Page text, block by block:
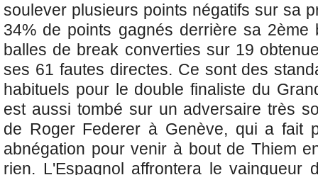
soulever plusieurs points négatifs sur sa
34% de points gagnés derrière sa 2ème
balles de break converties sur 19
ses 61 fautes directes. Ce sont des
habituels pour le double finaliste du
est aussi tombé sur un adversaire très
de Roger Federer à Genève, qui a fait
abnégation pour venir à bout de Thiem
rien. L'Espagnol affrontera le vainqueur